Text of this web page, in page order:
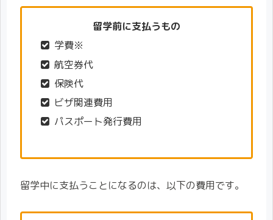
留学前に支払うもの
学費※
航空券代
保険代
ビザ関連費用
パスポート発行費用
留学中に支払うことになるのは、以下の費用です。